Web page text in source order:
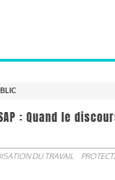
: Quand le
DU TRAVAIL